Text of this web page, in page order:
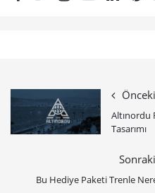
Altınordu
Tasarımı
Bu Hediye Paketi Trenle